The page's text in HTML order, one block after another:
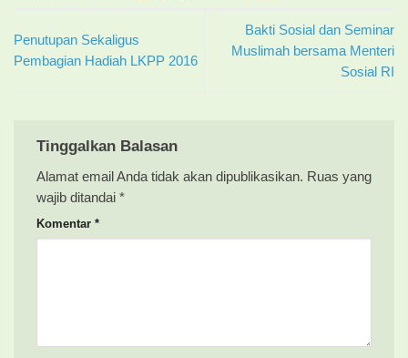
Penutupan Sekaligus
Pembagian Hadiah LKPP 2016
Bakti Sosial dan Seminar
Muslimah bersama Menteri
Sosial RI
Tinggalkan Balasan
Alamat email Anda tidak akan dipublikasikan. Ruas yang
wajib ditandai *
Komentar *